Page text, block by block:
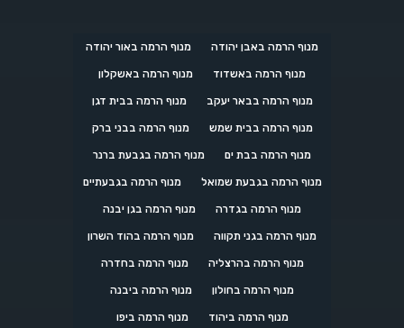
מנוף הרמה באבן יהודה מנוף הרמה באור יהודה
מנוף הרמה באשדוד מנוף הרמה באשקלון
מנוף הרמה בבאר יעקב מנוף הרמה בבית דגן
מנוף הרמה בבית שמש מנוף הרמה בבני ברק
מנוף הרמה בבת ים מנוף הרמה בגבעת ברנר
מנוף הרמה בגבעת שמואל מנוף הרמה בגבעתיים
מנוף הרמה בגדרה מנוף הרמה בגן יבנה
מנוף הרמה בגני תקווה מנוף הרמה בהוד השרון
מנוף הרמה בהרצליה מנוף הרמה בחדרה
מנוף הרמה בחולון מנוף הרמה ביבנה
מנוף הרמה ביהוד מנוף הרמה ביפו